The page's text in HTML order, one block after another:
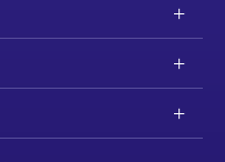
+
+
+